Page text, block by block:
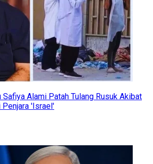
Alami Patah Tulang Rusuk Akibat
Penjara 'Israel'